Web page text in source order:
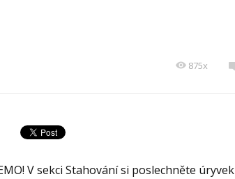
875x
V sekci Stahování si poslechněte úryvek